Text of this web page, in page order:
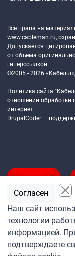
Все права на
www.cableman.ru,
Допускается
от объема
гиперссылкой.
©2005 - 2026
Политика сайта
отношении обработки
интернет
DrupalCoder —
Подпишитесь
на ежедневную
«Кабельщика»
Наш сайт
технологии
информацией.
подтверждаете
Согласен